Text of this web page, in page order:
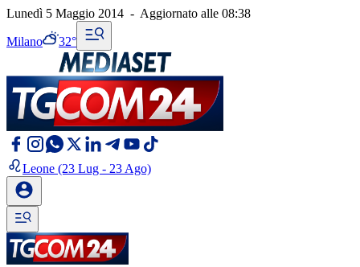
Lunedì 5 Maggio 2014 - Aggiornato alle 08:38
Milano 32°
Leone (23 Lug - 23 Ago)